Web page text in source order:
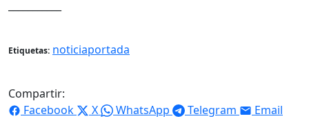
Etiquetas: noticiaportada
Compartir:
Facebook
X WhatsApp Telegram Email